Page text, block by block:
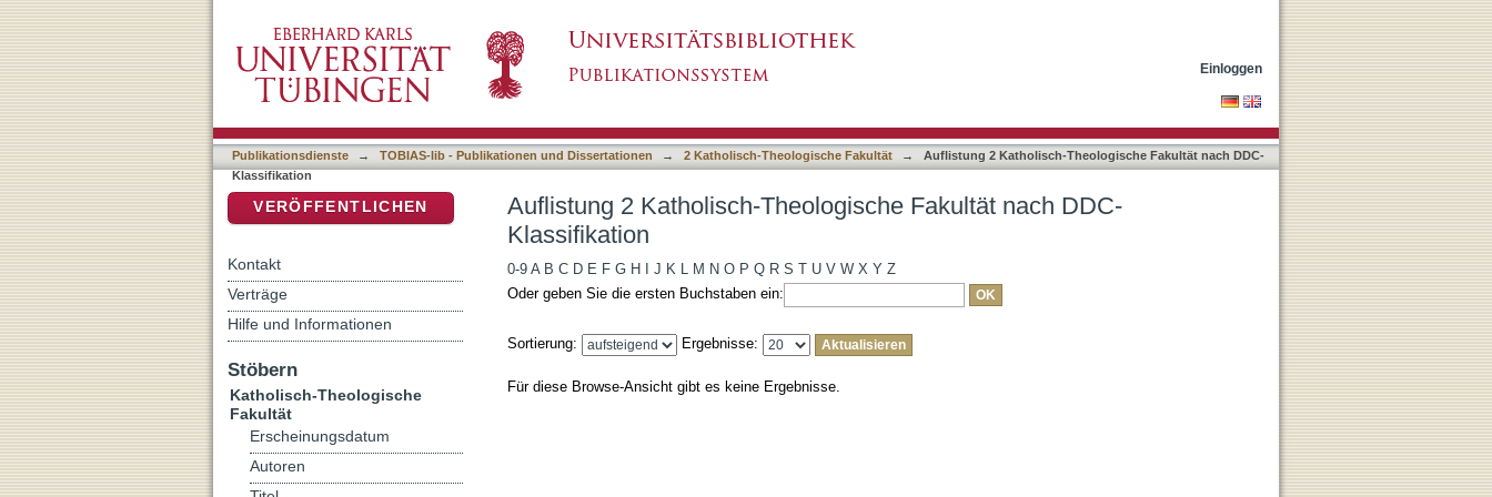
Einloggen
Publikationsdienste → TOBIAS-lib - Publikationen und Dissertationen → 2 Katholisch-Theologische Fakultät →
Auflistung 2 Katholisch-Theologische Fakultät nach DDC-
Klassifikation
Auflistung 2 Katholisch-Theologische Fakultät nach DDC-
Klassifikation
0-9 A B C D E F G H J K L M N O P Q R S T U V W X Y Z
Oder geben Sie die ersten Buchstaben ein:
Sortierung: Ergebnisse:
Für diese Browse-Ansicht gibt es keine Ergebnisse.
VERÖFFENTLICHEN
Kontakt
Verträge
Hilfe und Informationen
Stöbern
Katholisch-Theologische
Fakultät
Erscheinungsdatum
Autoren